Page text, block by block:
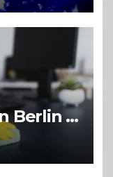
Berlin &